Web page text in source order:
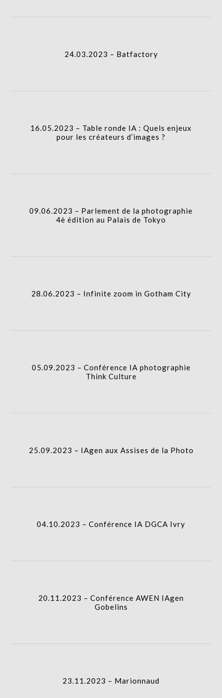
24.03.2023 – Batfactory
16.05.2023 – Table ronde IA : Quels enjeux
pour les créateurs d’images ?
09.06.2023 – Parlement de la photographie
4è édition au Palais de Tokyo
28.06.2023 – Infinite zoom in Gotham City
05.09.2023 – Conférence IA photographie
Think Culture
25.09.2023 – IAgen aux Assises de la Photo
04.10.2023 – Conférence IA DGCA Ivry
20.11.2023 – Conférence AWEN IAgen
Gobelins
23.11.2023 – Marionnaud